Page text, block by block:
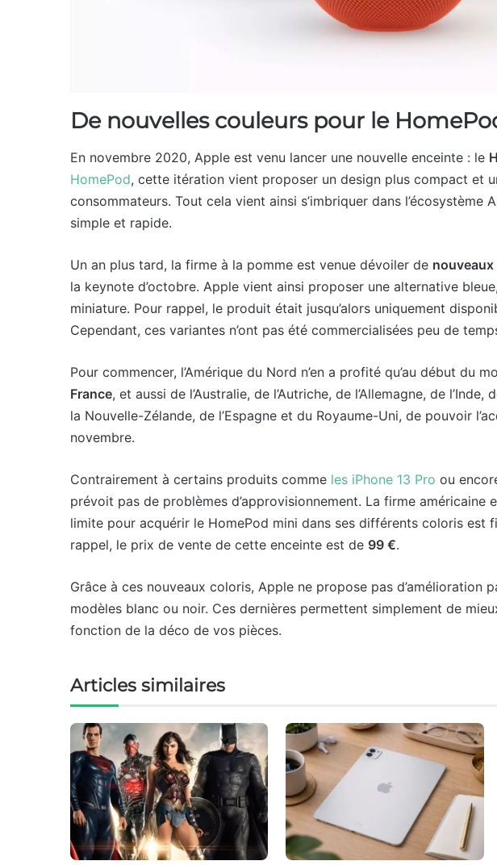
De nouvelles couleurs pour le
En novembre 2020, Apple est venu lancer une nouvelle enceinte : le
HomePod, cette itération vient proposer un design plus compact et
consommateurs. Tout cela vient ainsi s’imbriquer dans l’écosystème
simple et rapide.
Un an plus tard, la firme à la pomme est venue dévoiler de
la keynote d’octobre. Apple vient ainsi proposer une alternative
miniature. Pour rappel, le produit était jusqu’alors uniquement
Cependant, ces variantes n’ont pas été commercialisées peu de
Pour commencer, l’Amérique du Nord n’en a profité qu’au début du
France, et aussi de l’Australie, de l’Autriche, de l’Allemagne, de l’Inde,
la Nouvelle-Zélande, de l’Espagne et du Royaume-Uni, de pouvoir
novembre.
Contrairement à certains produits comme les iPhone 13 Pro ou
prévoit pas de problèmes d’approvisionnement. La firme américaine
limite pour acquérir le HomePod mini dans ses différents coloris est
rappel, le prix de vente de cette enceinte est de 99 €.
Grâce à ces nouveaux coloris, Apple ne propose pas d’amélioration
modèles blanc ou noir. Ces dernières permettent simplement de
fonction de la déco de vos pièces.
Articles similaires